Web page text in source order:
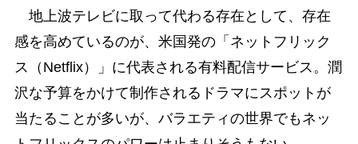
地上波テレビに取って代わる存在として、存在
感を高めているのが、米国発の「ネットフリック
ス（Netflix）」に代表される有料配信サービス。潤
沢な予算をかけて制作されるドラマにスポットが
当たることが多いが、バラエティの世界でもネッ